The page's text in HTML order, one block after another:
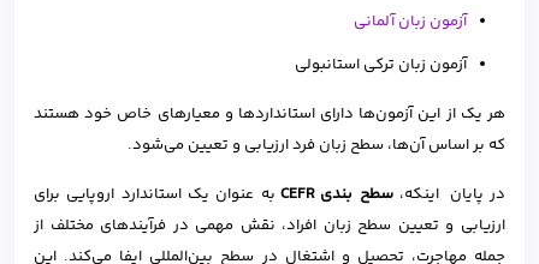
آزمون زبان آلمانی
آزمون‌ زبان ترکی استانبولی
هر یک از این آزمون‌ها دارای استانداردها و معیارهای خاص خود هستند
که بر اساس آن‌ها، سطح زبان فرد ارزیابی و تعیین می‌شود.
در پایان اینکه،سطح‌ بندی CEFR
به عنوان یک استاندارد اروپایی برای
ارزیابی و تعیین سطح زبان افراد، نقش مهمی در فرآیندهای مختلف از
جمله مهاجرت، تحصیل و اشتغال در سطح بین‌المللی ایفا می‌کند. این